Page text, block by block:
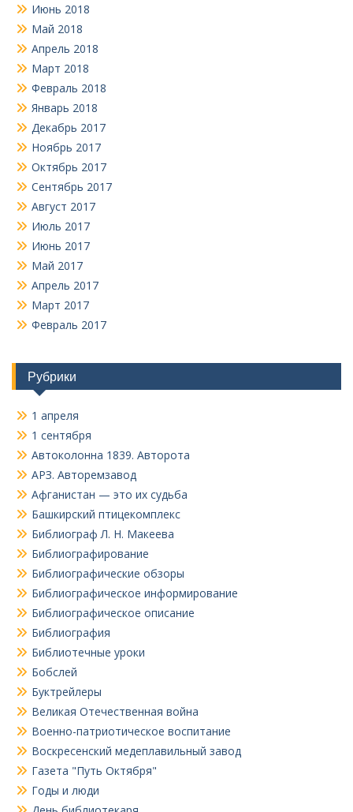
Июнь 2018
Май 2018
Апрель 2018
Март 2018
Февраль 2018
Январь 2018
Декабрь 2017
Ноябрь 2017
Октябрь 2017
Сентябрь 2017
Август 2017
Июль 2017
Июнь 2017
Май 2017
Апрель 2017
Март 2017
Февраль 2017
Рубрики
1 апреля
1 сентября
Автоколонна 1839. Авторота
АРЗ. Авторемзавод
Афганистан — это их судьба
Башкирский птицекомплекс
Библиограф Л. Н. Макеева
Библиографирование
Библиографические обзоры
Библиографическое информирование
Библиографическое описание
Библиография
Библиотечные уроки
Бобслей
Буктрейлеры
Великая Отечественная война
Военно-патриотическое воспитание
Воскресенский медеплавильный завод
Газета "Путь Октября"
Годы и люди